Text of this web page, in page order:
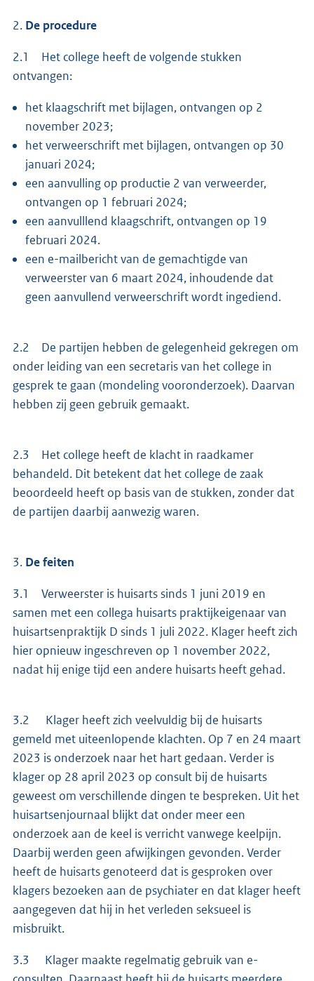
2. De procedure
2.1 Het college heeft de volgende stukken
ontvangen:
het klaagschrift met bijlagen, ontvangen op 2
november 2023;
het verweerschrift met bijlagen, ontvangen op 30
januari 2024;
een aanvulling op productie 2 van verweerder,
ontvangen op 1 februari 2024;
een aanvulllend klaagschrift, ontvangen op 19
februari 2024.
een e-mailbericht van de gemachtigde van
verweerster van 6 maart 2024, inhoudende dat
geen aanvullend verweerschrift wordt ingediend.
2.2 De partijen hebben de gelegenheid gekregen om
onder leiding van een secretaris van het college in
gesprek te gaan (mondeling vooronderzoek). Daarvan
hebben zij geen gebruik gemaakt.
2.3 Het college heeft de klacht in raadkamer
behandeld. Dit betekent dat het college de zaak
beoordeeld heeft op basis van de stukken, zonder dat
de partijen daarbij aanwezig waren.
3. De feiten
3.1 Verweerster is huisarts sinds 1 juni 2019 en
samen met een collega huisarts praktijkeigenaar van
huisartsenpraktijk D sinds 1 juli 2022. Klager heeft zich
hier opnieuw ingeschreven op 1 november 2022,
nadat hij enige tijd een andere huisarts heeft gehad.
3.2 Klager heeft zich veelvuldig bij de huisarts
gemeld met uiteenlopende klachten. Op 7 en 24 maart
2023 is onderzoek naar het hart gedaan. Verder is
klager op 28 april 2023 op consult bij de huisarts
geweest om verschillende dingen te bespreken. Uit het
huisartsenjournaal blijkt dat onder meer een
onderzoek aan de keel is verricht vanwege keelpijn.
Daarbij werden geen afwijkingen gevonden. Verder
heeft de huisarts genoteerd dat is gesproken over
klagers bezoeken aan de psychiater en dat klager heeft
aangegeven dat hij in het verleden seksueel is
misbruikt.
3.3 Klager maakte regelmatig gebruik van e-